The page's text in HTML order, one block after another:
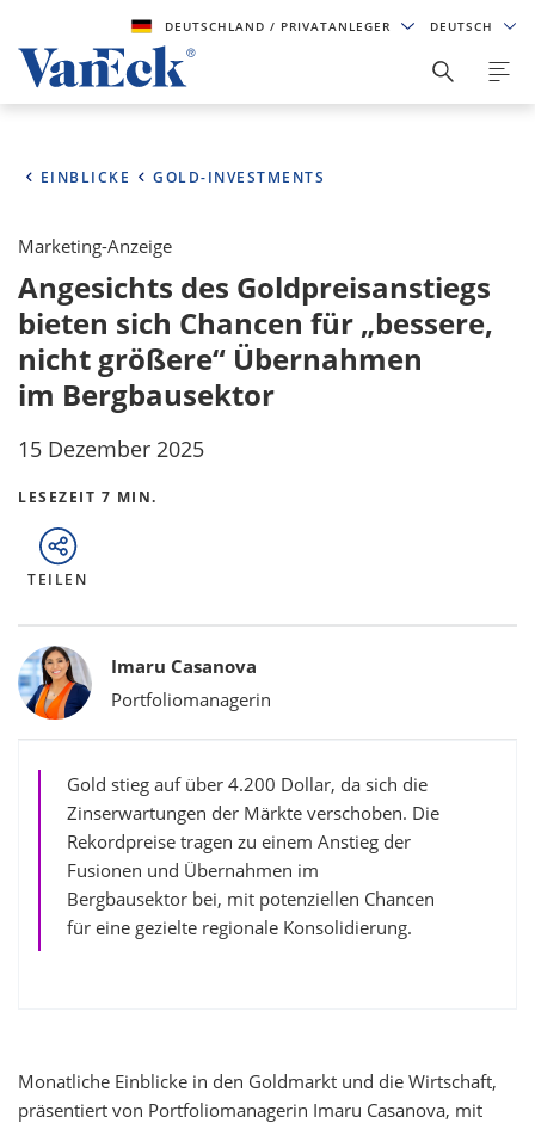
DEUTSCHLAND/ PRIVATANLEGER DEUTSCH
EINBLICKE GOLD-INVESTMENTS
Marketing-Anzeige
Angesichts des Goldpreisanstiegs
bieten sich Chancen für „bessere,
nicht größere“ Übernahmen
im Bergbausektor
15 Dezember 2025
LESEZEIT 7 MIN.
TEILEN
Bylines
Imaru Casanova
Portfoliomanagerin
Gold stieg auf über 4.200 Dollar, da sich die
Zinserwartungen der Märkte verschoben. Die
Rekordpreise tragen zu einem Anstieg der
Fusionen und Übernahmen im
Bergbausektor bei, mit potenziellen Chancen
für eine gezielte regionale Konsolidierung.
Monatliche Einblicke in den Goldmarkt und die Wirtschaft,
präsentiert von Portfoliomanagerin Imaru Casanova, mit